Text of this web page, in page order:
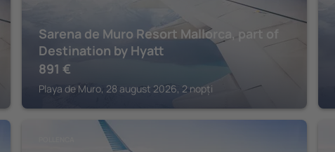
Sarena de Muro Resort Mallorca, part of
Destination by Hyatt
891 €
Playa de Muro, 28 august 2026, 2 nopți